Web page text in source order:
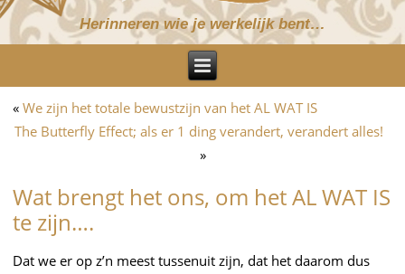
Herinneren wie je werkelijk bent…
«We zijn het totale bewustzijn van het AL WAT IS
The Butterfly Effect; als er 1 ding verandert, verandert alles!
»
Wat brengt het ons, om het AL WAT IS
te zijn….
Dat we er op z’n meest tussenuit zijn, dat het daarom dus